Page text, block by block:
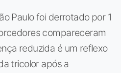
Paulo foi derrotado por 1
compareceram
reduzida é um reflexo
tricolor após a